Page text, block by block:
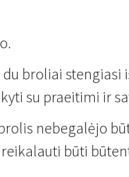
broliai
su praeitimi ir
nebegalėjo
būti